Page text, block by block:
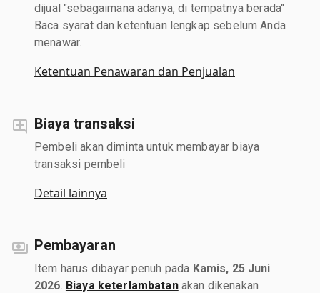
dijual "sebagaimana adanya, di tempatnya berada"
Baca syarat dan ketentuan lengkap sebelum Anda
menawar.
Ketentuan Penawaran dan Penjualan
Biaya transaksi
Pembeli akan diminta untuk membayar biaya
transaksi pembeli
Detail lainnya
Pembayaran
Item harus dibayar penuh pada Kamis, 25 Juni
2026 Biaya keterlambatanakan dikenakan